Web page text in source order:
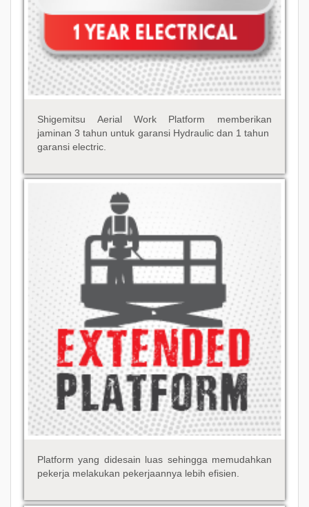
Shigemitsu Aerial Work Platform memberikan
jaminan 3 tahun untuk garansi Hydraulic dan 1 tahun
garansi electric.
Platform yang didesain luas sehingga memudahkan
pekerja melakukan pekerjaannya lebih efisien.